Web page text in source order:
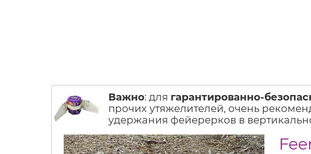
Важно: для гарантированно-
прочих утяжелителей, очень
удержания фейерерков в